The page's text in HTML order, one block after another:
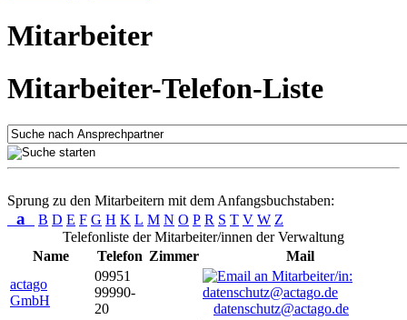
Mitarbeiter
Mitarbeiter-Telefon-Liste
Sprung zu den Mitarbeitern mit dem Anfangsbuchstaben:
a B D E F G H K L M N O P R S T V W Z
Telefonliste der Mitarbeiter/innen der Verwaltung
Name
Telefon Zimmer
Mail
actago
GmbH
09951
99990-
20
datenschutz@actago.de